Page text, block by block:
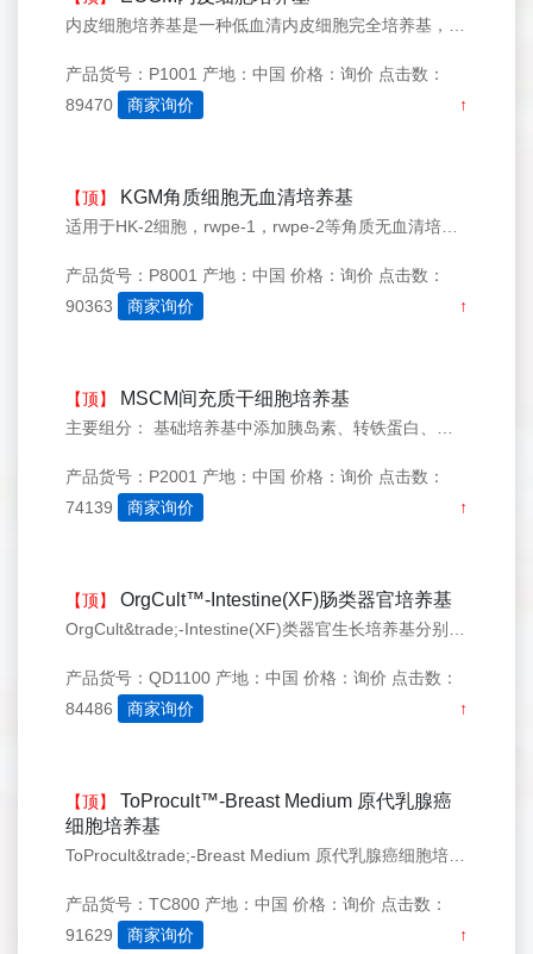
产品货号：P1001 产地：中国 价格：询价 点击数：
89470
商家询价 ↑
【顶】 KGM角质细胞无血清培养基
产品货号：P8001 产地：中国 价格：询价 点击数：
90363
商家询价 ↑
【顶】 MSCM间充质干细胞培养基
产品货号：P2001 产地：中国 价格：询价 点击数：
74139
商家询价 ↑
【顶】 OrgCult™-Intestine(XF)肠类器官培养基
产品货号：QD1100 产地：中国 价格：询价 点击数：
84486
商家询价 ↑
【顶】
ToProcult™-Breast Medium 原代乳腺癌
细胞培养基
产品货号：TC800 产地：中国 价格：询价 点击数：
91629
商家询价 ↑